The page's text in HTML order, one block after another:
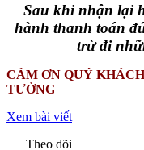
Sau khi nhận lại
hành thanh toán
trừ đi
CẢM ƠN QUÝ
TƯỞNG
Xem bài viết
Theo dõi